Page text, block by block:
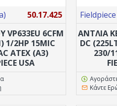
50.17.425
6CFM
1/2HP 15MIC
ATEX (A3)
USA
ΑΝΤΛΙΑ
DC
230/
Κάντε